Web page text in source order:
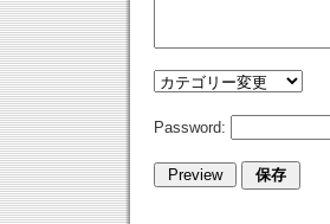
Password: